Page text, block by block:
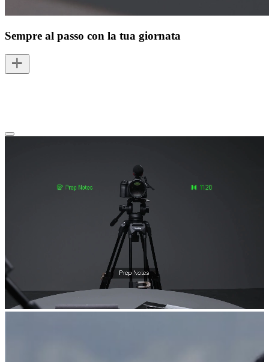
Sempre al passo con la tua giornata